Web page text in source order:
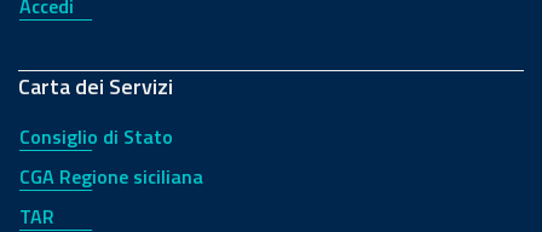
Accedi
Carta dei Servizi
Consiglio di Stato
CGA Regione siciliana
TAR